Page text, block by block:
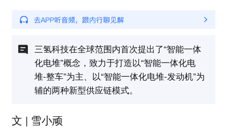
三氢科技在全球范围内首次提出了“智能一体
化电堆”概念，致力于打造以“智能一体化电
堆-整车”为主、以“智能一体化电堆-发动机”为
辅的两种新型供应链模式。
文 | 雪小顽